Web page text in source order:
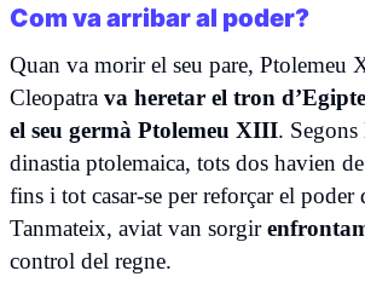
Com va arribar al poder?
Quan va morir el seu pare, Ptolemeu
Cleopatra va heretar el tron
el seu germà Ptolemeu XIII.
dinastia ptolemaica, tots dos havien
fins i tot casar-se per reforçar el poder
Tanmateix, aviat van sorgir
control del regne.